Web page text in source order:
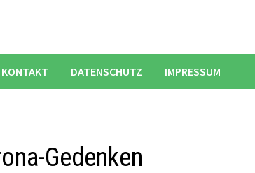
KONTAKT DATENSCHUTZ IMPRESSUM
Gedenken